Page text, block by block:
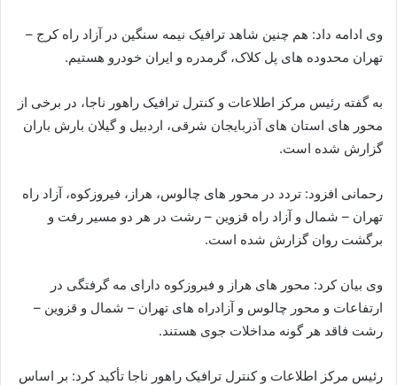
وی ادامه داد: هم چنین شاهد ترافیک نیمه سنگین در آزاد راه کرج –
تهران محدوده‌ های پل کلاک، گرمدره و ایران‌ خودرو هستیم.
به گفته رئیس مرکز اطلاعات و کنترل ترافیک راهور ناجا، در برخی از
محور های استان‌ های آذربایجان‌ شرقی، اردبیل و گیلان بارش باران
گزارش شده است.
رحمانی افزود: تردد در محور های چالوس، هراز، فیروزکوه، آزاد راه
تهران – شمال و آزاد راه قزوین – رشت در هر دو مسیر رفت و
برگشت روان گزارش شده است.
وی بیان کرد: محور های هراز و فیروزکوه دارای مه‌ گرفتگی در
ارتفاعات و محور چالوس و آزادراه ‌های تهران – شمال و قزوین –
رشت فاقد هر گونه مداخلات جوی هستند.
رئیس مرکز اطلاعات و کنترل ترافیک راهور ناجا تأکید کرد: بر اساس